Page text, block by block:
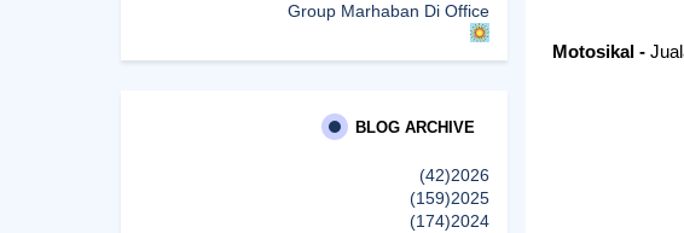
Motosikal -
Group Marhaban Di Office
Sunshine Kelly | Beauty . Fashion . Lifestyle .
Leadership in Smart Technology and Digital
Lifestyle BestBrands Awards 2026
CikLilyPutih The Lifestyle Blogger
BLOG ARCHIVE
2026
(42)
2025
(159)
2024
(174)